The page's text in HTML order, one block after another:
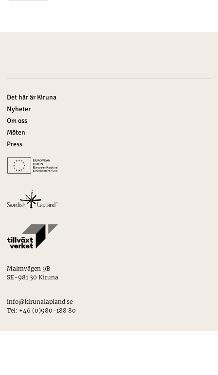
Det här är Kiruna
Nyheter
Om oss
Möten
Press
Malmvägen 9B
SE-981 30 Kiruna
info@kirunalapland.se
Tel: +46 (0)980-188 80